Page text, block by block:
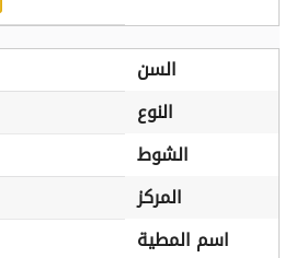
السن
النوع
الشوط
المركز
اسم المطية